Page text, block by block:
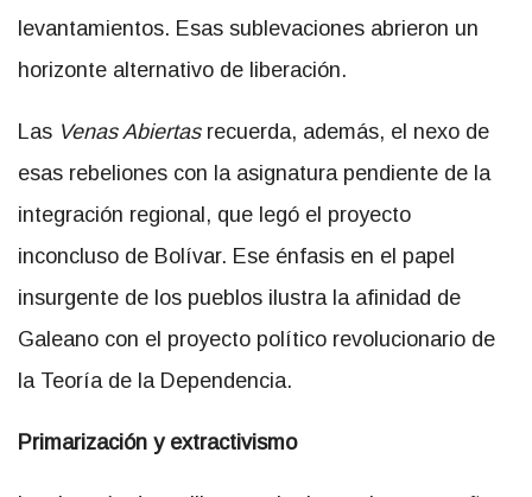
levantamientos. Esas sublevaciones abrieron un
horizonte alternativo de liberación.
Las Venas Abiertas recuerda, además, el nexo de
esas rebeliones con la asignatura pendiente de la
integración regional, que legó el proyecto
inconcluso de Bolívar. Ese énfasis en el papel
insurgente de los pueblos ilustra la afinidad de
Galeano con el proyecto político revolucionario de
la Teoría de la Dependencia.
Primarización y extractivismo